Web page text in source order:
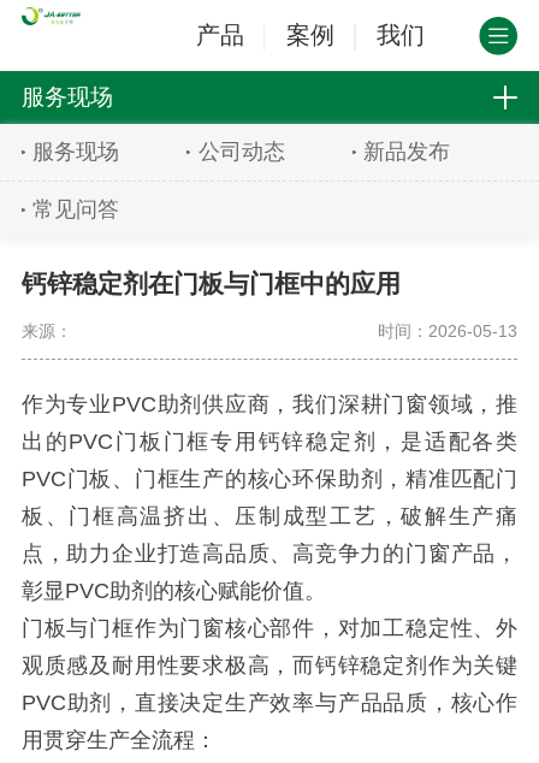
产品 案例 我们
服务现场
服务现场 公司动态 新品发布
常见问答
钙锌稳定剂在门板与门框中的应用
来源： 时间：2026-05-13
作为专业PVC助剂供应商，我们深耕门窗领域，推
出的PVC门板门框专用钙锌稳定剂，是适配各类
PVC门板、门框生产的核心环保助剂，精准匹配门
板、门框高温挤出、压制成型工艺，破解生产痛
点，助力企业打造高品质、高竞争力的门窗产品，
彰显PVC助剂的核心赋能价值。
门板与门框作为门窗核心部件，对加工稳定性、外
观质感及耐用性要求极高，而钙锌稳定剂作为关键
PVC助剂，直接决定生产效率与产品品质，核心作
用贯穿生产全流程：